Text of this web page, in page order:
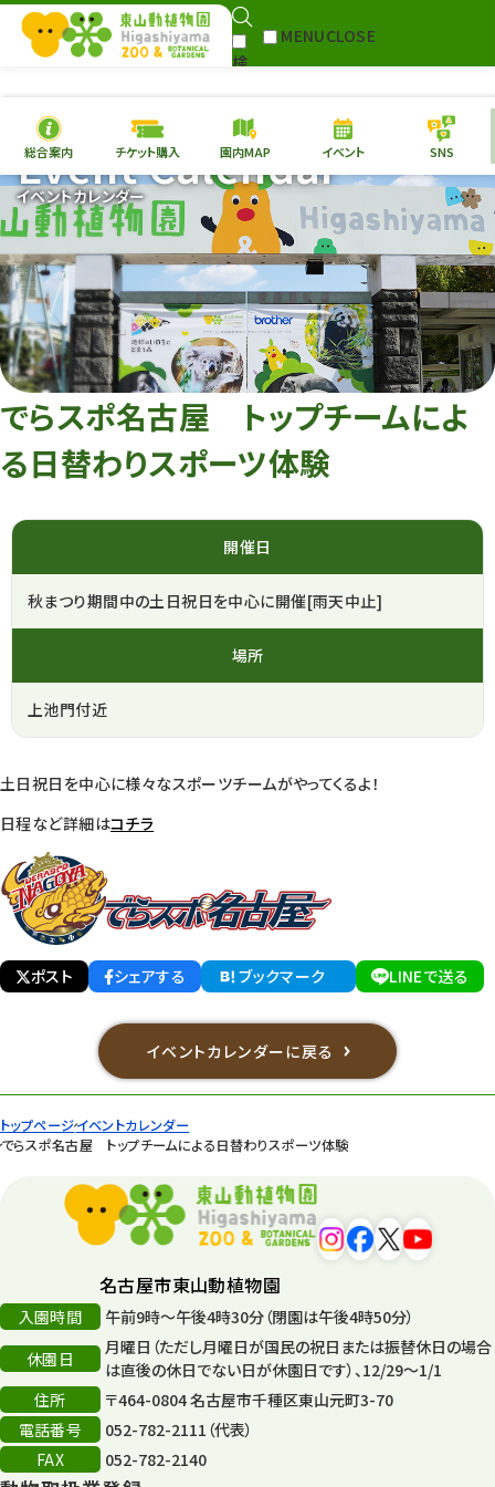
検
MENUCLOSE
本日の開園情報 チケ
園内MAP イベント
総合案内
動物園 植物園
再生プラン
東山動植物園
への支援
環境教育
サイトマップ
総合案内 チケット購入 園内MAP イベント SNS
イベントカレンダー
Event Calendar
トップページイベントカレンダー
でらスポ名古屋 トップチームによる日替わりスポーツ体験
でらスポ名古屋 トップチームによ
る日替わりスポーツ体験
開催日
秋まつり期間中の土日祝日を中心に開催[雨天中止]
場所
上池門付近
土日祝日を中心に様々なスポーツチームがやってくるよ！
日程など詳細はコチラ
ポスト シェアする ブックマーク LINEで送る
イベントカレンダーに戻る
名古屋市東山動植物園
入園時間
午前9時～午後4時30分（閉園は午後4時50分）
休園日
月曜日（ただし月曜日が国民の祝日または振替休日の場合
は直後の休日でない日が休園日です）、12/29～1/1
住所
〒464-0804 名古屋市千種区東山元町3-70
電話番号
052-782-2111（代表）
FAX
052-782-2140